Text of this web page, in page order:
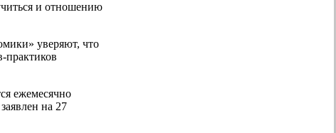
и отношению
уверяют, что
практиков
ежемесячно
на 27